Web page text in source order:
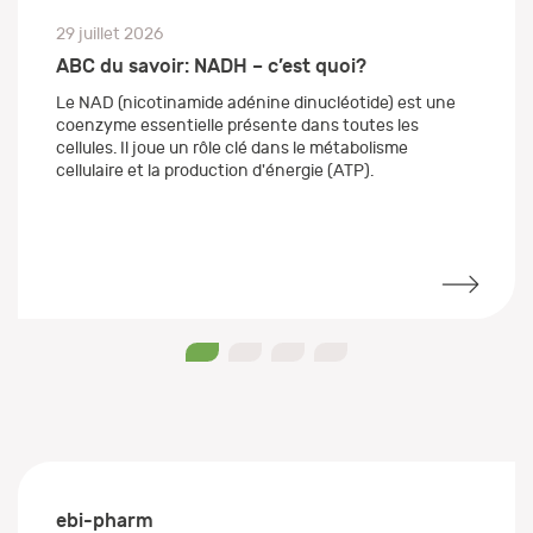
29 juillet 2026
ABC du savoir: NADH – c’est quoi?
Le NAD (nicotinamide adénine dinucléotide) est une
coenzyme essentielle présente dans toutes les
cellules. Il joue un rôle clé dans le métabolisme
cellulaire et la production d'énergie (ATP).
ebi-pharm